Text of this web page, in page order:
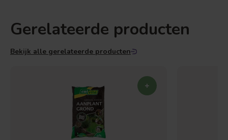
Gerelateerde producten
Bekijk alle gerelateerde producten